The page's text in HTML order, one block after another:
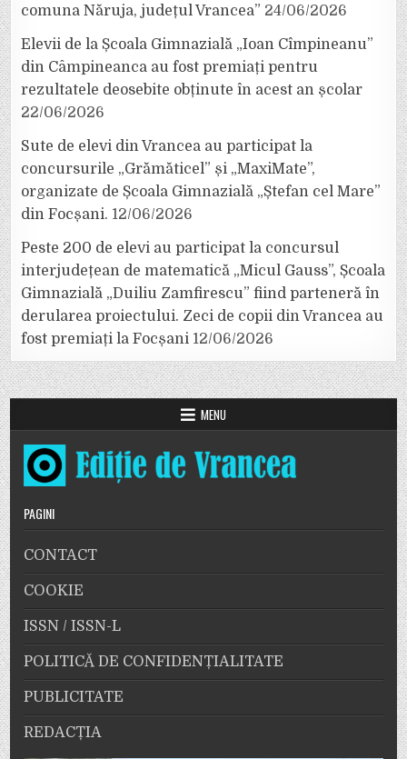
comuna Năruja, județul Vrancea” 24/06/2026
Elevii de la Școala Gimnazială „Ioan Cîmpineanu”
din Câmpineanca au fost premiați pentru
rezultatele deosebite obținute în acest an școlar
22/06/2026
Sute de elevi din Vrancea au participat la
concursurile „Grămăticel” și „MaxiMate”,
organizate de Școala Gimnazială „Ștefan cel Mare”
din Focșani. 12/06/2026
Peste 200 de elevi au participat la concursul
interjudețean de matematică „Micul Gauss”, Școala
Gimnazială „Duiliu Zamfirescu” fiind parteneră în
derularea proiectului. Zeci de copii din Vrancea au
fost premiați la Focșani 12/06/2026
MENU
PAGINI
CONTACT
COOKIE
ISSN / ISSN-L
POLITICĂ DE CONFIDENȚIALITATE
PUBLICITATE
REDACȚIA